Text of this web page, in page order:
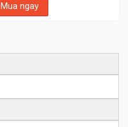
Mua ngay